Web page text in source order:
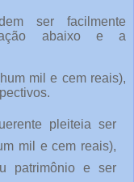
ser facilmente
abaixo e a
mil e cem reais),
pleiteia ser
mil e cem reais),
patrimônio e ser